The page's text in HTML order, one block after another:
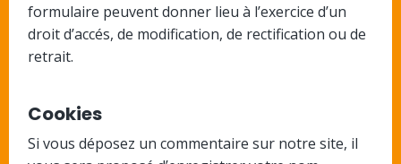
formulaire peuvent donner lieu à l’exercice d’un
droit d’accés, de modification, de rectification ou de
retrait.
Cookies
Si vous déposez un commentaire sur notre site, il